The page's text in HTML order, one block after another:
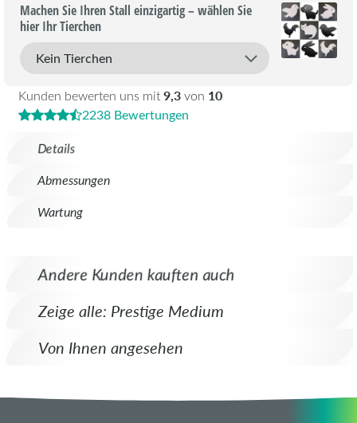
Details
Abmessungen
Wartung
Kunden bewerten uns mit9,3von 10
2238 Bewertungen
Machen Sie Ihren Stall einzigartig – wählen Sie
hier Ihr Tierchen
Andere Kunden kauften auch
Zeige alle: Prestige Medium
Von Ihnen angesehen